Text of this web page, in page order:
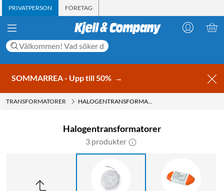
PRIVATPERSON FÖRETAG
SOMMARREA - Upp till 50% →
TRANSFORMATORER HALOGENTRANSFORMATORER
Halogentransformatorer
3 produkter